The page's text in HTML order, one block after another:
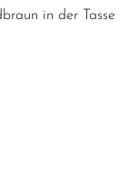
in der Tasse